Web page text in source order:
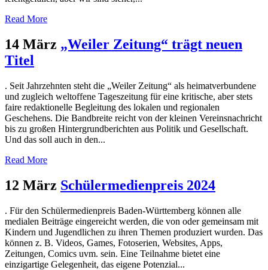
Read More
14 März „Weiler Zeitung“ trägt neuen
Titel
. Seit Jahrzehnten steht die „Weiler Zeitung“ als heimatverbundene
und zugleich weltoffene Tageszeitung für eine kritische, aber stets
faire redaktionelle Begleitung des lokalen und regionalen
Geschehens. Die Bandbreite reicht von der kleinen Vereinsnachricht
bis zu großen Hintergrundberichten aus Politik und Gesellschaft.
Und das soll auch in den...
Read More
12 März Schülermedienpreis 2024
. Für den Schülermedienpreis Baden-Württemberg können alle
medialen Beiträge eingereicht werden, die von oder gemeinsam mit
Kindern und Jugendlichen zu ihren Themen produziert wurden. Das
können z. B. Videos, Games, Fotoserien, Websites, Apps,
Zeitungen, Comics uvm. sein. Eine Teilnahme bietet eine
einzigartige Gelegenheit, das eigene Potenzial...